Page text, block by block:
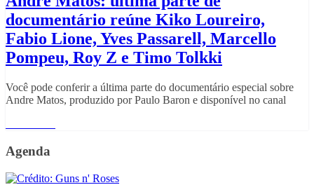
documentário reúne Kiko Loureiro,
Fabio Lione, Yves Passarell, Marcello
Pompeu, Roy Z e Timo Tolkki
Você pode conferir a última parte do documentário especial sobre
Andre Matos, produzido por Paulo Baron e disponível no canal
Agenda